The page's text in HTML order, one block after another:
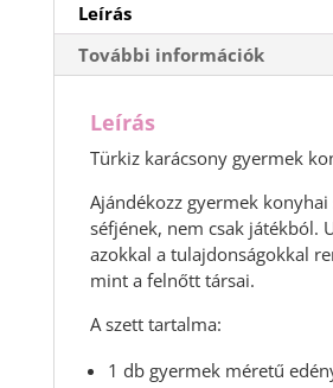
Leírás
További információk
Leírás
Türkiz karácsony gyermek
Ajándékozz gyermek
séfjének, nem csak játékból.
azokkal a tulajdonságokkal
mint a felnőtt társai.
A szett tartalma:
1 db gyermek méretű